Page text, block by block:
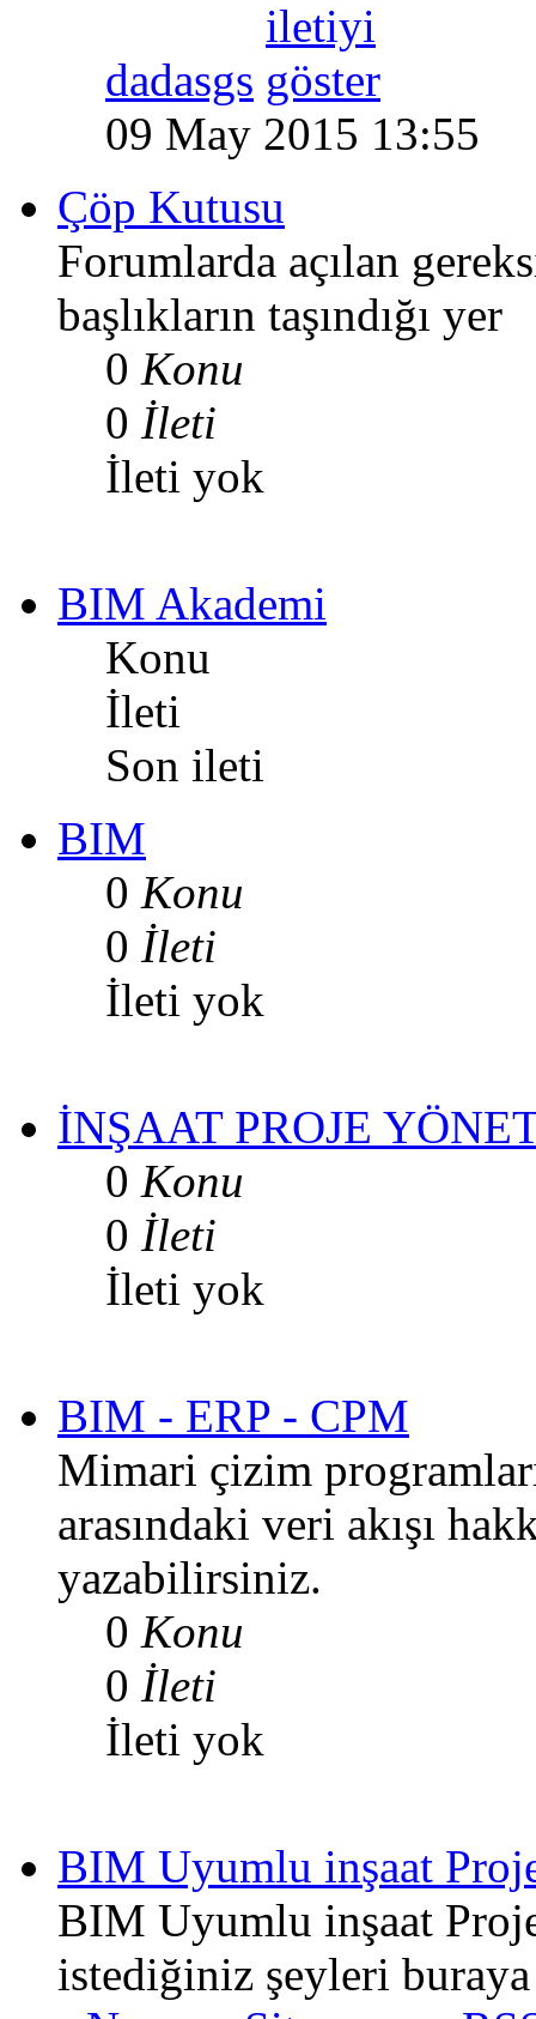
dadasgs
09 May 2015 13:55
Çöp Kutusu
Forumlarda açılan
başlıkların taşındığı yer
0 Konu
0 İleti
İleti yok
BIM Akademi
Konu
İleti
Son ileti
BIM
0 Konu
0 İleti
İleti yok
İNŞAAT PROJE
0 Konu
0 İleti
İleti yok
BIM - ERP - CPM
Mimari çizim
arasındaki veri akışı
yazabilirsiniz.
0 Konu
0 İleti
İleti yok
BIM Uyumlu inşaat
BIM Uyumlu inşaat
istediğiniz şeyleri